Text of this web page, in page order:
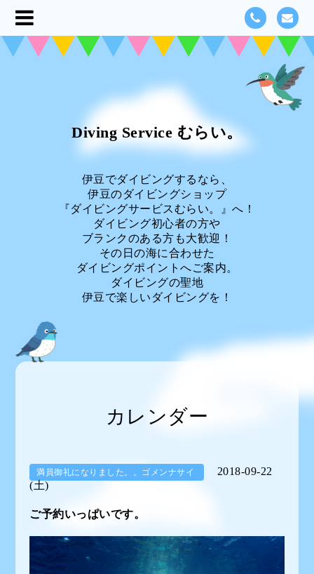
Diving Service むらい。
伊豆でダイビングするなら、
伊豆のダイビングショップ
『ダイビングサービスむらい。』へ！
ダイビング初心者の方や
ブランクのある方も大歓迎！
その日の海に合わせた
ダイビングポイントへご案内。
ダイビングの聖地
伊豆で楽しいダイビングを！
カレンダー
満員御礼になりました。。ゴメンナサイ
2018-09-22
(土)
ご予約いっぱいです。